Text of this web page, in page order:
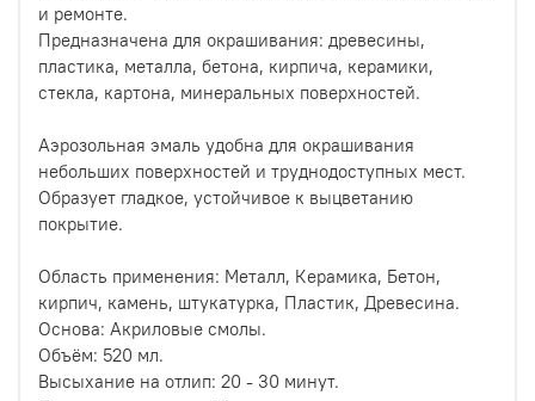
и ремонте.
Предназначена для окрашивания: древесины,
пластика, металла, бетона, кирпича, керамики,
стекла, картона, минеральных поверхностей.
Аэрозольная эмаль удобна для окрашивания
небольших поверхностей и труднодоступных мест.
Образует гладкое, устойчивое к выцветанию
покрытие.
Область применения: Металл, Керамика, Бетон,
кирпич, камень, штукатурка, Пластик, Древесина.
Основа: Акриловые смолы.
Объём: 520 мл.
Высыхание на отлип: 20 - 30 минут.